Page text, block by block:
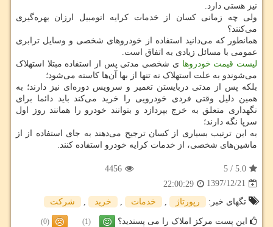
نیز هستی دارد.
ولی چه زمانی کسان از خدمات کرایه اتومبیل ارزان بهره‌گیری
می‌کنند؟
همانطور که می‌دانید استفاده از خودروهای شخصی و وسایل ترابری
عمومی با مسائل زیادی به اتفاق است.
لیست قیمت خودروها ی شخصی مدتی پس از استفاده مبتلا استهلاک
می‌شوندو به علت استهلاک نه تنها از بها آن‌ها کاسته می‌شود؛
بلکه پس از مدتی دربایستن تعمیر و سرویس دوره‌ای نیز دارند؛ به
همین دلیل وقتی فردی خودرویی را خرید می‌کند باید دائما برای
نگهداری متعلق به خرج بپردازد و بتوانند خودرو را همانند روز اول
سرپا نگه دارند؛
به این ترتیب بسیاری از کسان ترجیح می‌دهند به جای استفاده از از
ماشین‌های شخصی، از خدمات کرایه خودرو استفاده کنند.
5.0
/
5
4456
1397/12/21
22:00:29
تگهای خبر:
رپورتاژ خدمات خرید شركت
این پست مرکز املاک را می پسندید؟ (1)
(0)